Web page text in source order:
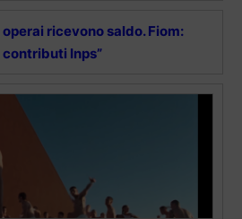
ricevono saldo. Fiom:
Inps”